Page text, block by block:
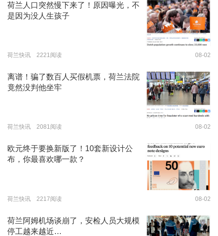
荷兰人口突然慢下来了！原因曝光，不
是因为没人生孩子
荷兰快讯 2221阅读 08-02
离谱！骗了数百人买假机票，荷兰法院
竟然没判他坐牢
荷兰快讯 2081阅读 08-02
欧元终于要换新版了！10套新设计公
布，你最喜欢哪一款？
荷兰快讯 2217阅读 08-02
荷兰阿姆机场谈崩了，安检人员大规模
停工越来越近…